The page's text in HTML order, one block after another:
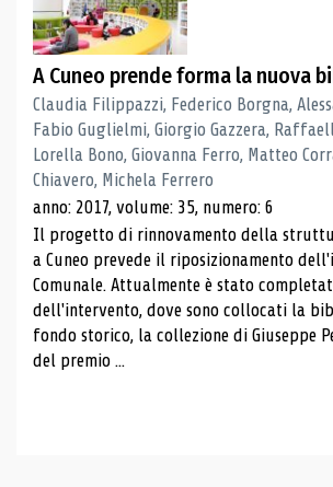
A Cuneo prende forma la nuova
Claudia Filippazzi, Federico Borgna,
Fabio Guglielmi, Giorgio Gazzera,
Lorella Bono, Giovanna Ferro, Matteo
Chiavero, Michela Ferrero
anno: 2017, volume: 35, numero: 6
Il progetto di rinnovamento della
a Cuneo prevede il riposizionamento
Comunale. Attualmente è stato
dell'intervento, dove sono collocati la
fondo storico, la collezione di Giuseppe
del premio ...